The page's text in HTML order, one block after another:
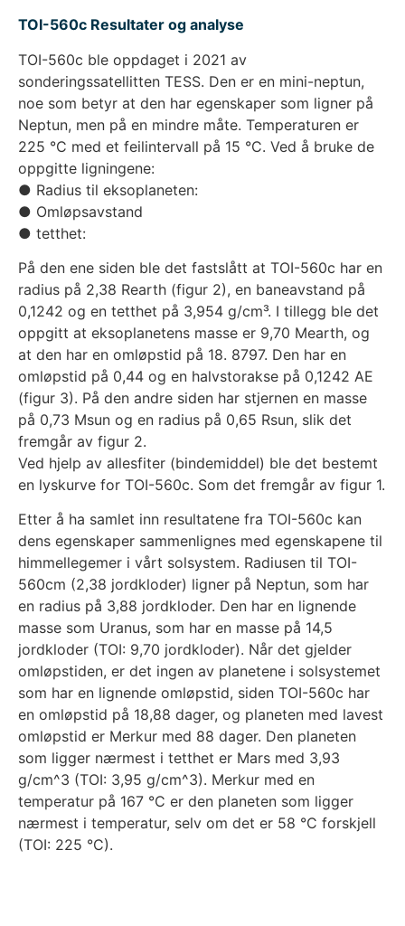
TOI-560c Resultater og analyse
TOI-560c ble oppdaget i 2021 av
sonderingssatellitten TESS. Den er en mini-neptun,
noe som betyr at den har egenskaper som ligner på
Neptun, men på en mindre måte. Temperaturen er
225 °C med et feilintervall på 15 °C. Ved å bruke de
oppgitte ligningene:
● Radius til eksoplaneten:
● Omløpsavstand
● tetthet:
På den ene siden ble det fastslått at TOI-560c har en
radius på 2,38 Rearth (figur 2), en baneavstand på
0,1242 og en tetthet på 3,954 g/cm³. I tillegg ble det
oppgitt at eksoplanetens masse er 9,70 Mearth, og
at den har en omløpstid på 18. 8797. Den har en
omløpstid på 0,44 og en halvstorakse på 0,1242 AE
(figur 3). På den andre siden har stjernen en masse
på 0,73 Msun og en radius på 0,65 Rsun, slik det
fremgår av figur 2.
Ved hjelp av allesfiter (bindemiddel) ble det bestemt
en lyskurve for TOI-560c. Som det fremgår av figur 1.
Etter å ha samlet inn resultatene fra TOI-560c kan
dens egenskaper sammenlignes med egenskapene til
himmellegemer i vårt solsystem. Radiusen til TOI-
560cm (2,38 jordkloder) ligner på Neptun, som har
en radius på 3,88 jordkloder. Den har en lignende
masse som Uranus, som har en masse på 14,5
jordkloder (TOI: 9,70 jordkloder). Når det gjelder
omløpstiden, er det ingen av planetene i solsystemet
som har en lignende omløpstid, siden TOI-560c har
en omløpstid på 18,88 dager, og planeten med lavest
omløpstid er Merkur med 88 dager. Den planeten
som ligger nærmest i tetthet er Mars med 3,93
g/cm^3 (TOI: 3,95 g/cm^3). Merkur med en
temperatur på 167 °C er den planeten som ligger
nærmest i temperatur, selv om det er 58 °C forskjell
(TOI: 225 °C).